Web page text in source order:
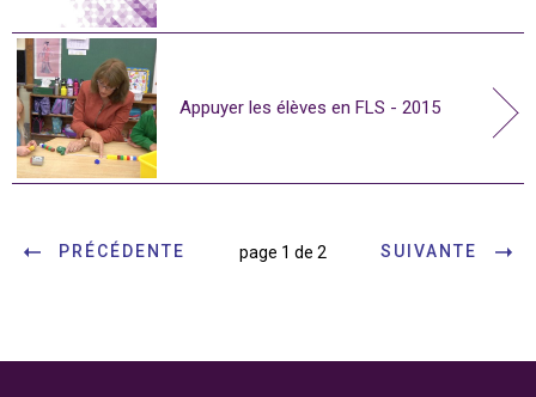
Appuyer les élèves en FLS - 2015
PRÉCÉDENTE page 1 de 2 SUIVANTE